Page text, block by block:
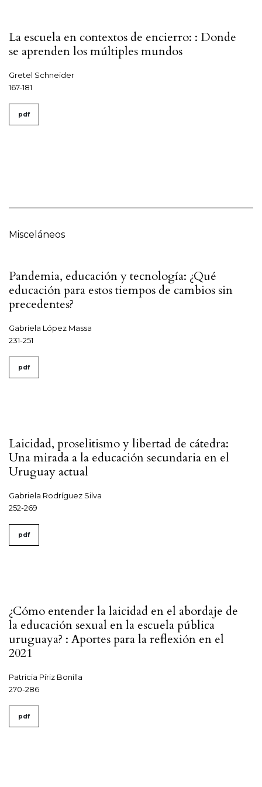
La escuela en contextos de encierro: : Donde
se aprenden los múltiples mundos
Gretel Schneider
167-181
pdf
Misceláneos
Pandemia, educación y tecnología: ¿Qué
educación para estos tiempos de cambios sin
precedentes?
Gabriela López Massa
231-251
pdf
Laicidad, proselitismo y libertad de cátedra:
Una mirada a la educación secundaria en el
Uruguay actual
Gabriela Rodríguez Silva
252-269
pdf
¿Cómo entender la laicidad en el abordaje de
la educación sexual en la escuela pública
uruguaya? : Aportes para la reflexión en el
2021
Patricia Píriz Bonilla
270-286
pdf